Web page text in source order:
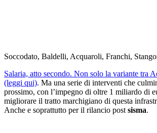
Soccodato, Baldelli, Acquaroli, Franchi,
Salaria, atto secondo. Non solo la variante tra
(leggi qui). Ma una serie di interventi che
prossimo, con l’impegno di oltre 1 miliardo di
migliorare il tratto marchigiano di questa
Anche e soprattutto per il rilancio post sisma.